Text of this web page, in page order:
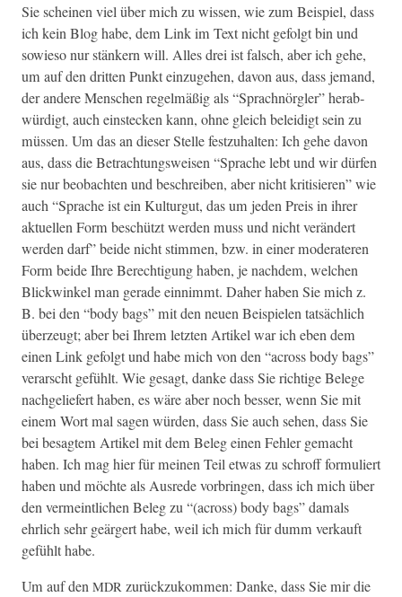
Sie scheinen viel über mich zu wis­sen, wie zum Beispiel, dass
ich kein Blog habe, dem Link im Text nicht gefol­gt bin und
sowieso nur stänkern will. Alles drei ist falsch, aber ich gehe,
um auf den drit­ten Punkt einzuge­hen, davon aus, dass jemand,
der andere Men­schen regelmäßig als “Sprach­nör­gler” her­ab­
würdigt, auch ein­steck­en kann, ohne gle­ich belei­digt sein zu
müssen. Um das an dieser Stelle festzuhal­ten: Ich gehe davon
aus, dass die Betra­ch­tungsweisen “Sprache lebt und wir dür­fen
sie nur beobacht­en und beschreiben, aber nicht kri­tisieren” wie
auch “Sprache ist ein Kul­turgut, das um jeden Preis in ihrer
aktuellen Form beschützt wer­den muss und nicht verän­dert
wer­den darf” bei­de nicht stim­men, bzw. in ein­er mod­er­ateren
Form bei­de Ihre Berech­ti­gung haben, je nach­dem, welchen
Blick­winkel man ger­ade ein­nimmt. Daher haben Sie mich z.
B. bei den “body bags” mit den neuen Beispie­len tat­säch­lich
überzeugt; aber bei Ihrem let­zten Artikel war ich eben dem
einen Link gefol­gt und habe mich von den “across body bags”
ver­arscht gefühlt. Wie gesagt, danke dass Sie richtige Belege
nachgeliefert haben, es wäre aber noch bess­er, wenn Sie mit
einem Wort mal sagen wür­den, dass Sie auch sehen, dass Sie
bei besagtem Artikel mit dem Beleg einen Fehler gemacht
haben. Ich mag hier für meinen Teil etwas zu schroff for­muliert
haben und möchte als Ausrede vor­brin­gen, dass ich mich über
den ver­meintlichen Beleg zu “(across) body bags” damals
ehrlich sehr geärg­ert habe, weil ich mich für dumm verkauft
gefühlt habe.
Um auf den MDR zurück­zukom­men: Danke, dass Sie mir die